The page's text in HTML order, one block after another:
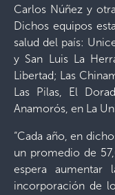
Carlos Núñez y
Dichos equipos
salud del país:
y San Luis La
Libertad; Las
Las Pilas, El
Anamorós, en La
“Cada año, en
un promedio de
espera
incorporación de